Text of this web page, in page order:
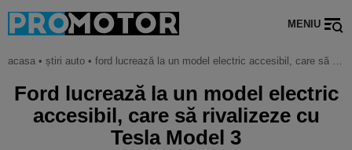
MENIU
acasa • știri auto • ford lucrează la un model electric accesibil, care să rivalizeze cu tesla model 3
Ford lucrează la un model electric
accesibil, care să rivalizeze cu
Tesla Model 3